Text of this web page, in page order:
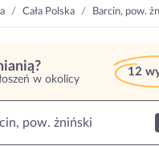
Cała Polska Barcin, pow.
w okolicy
12